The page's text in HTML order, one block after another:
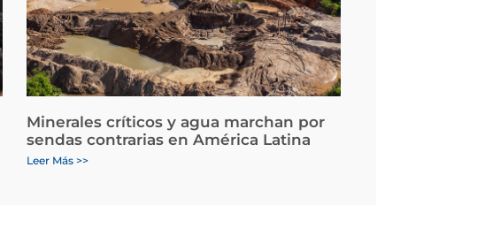
Minerales críticos y agua marchan por
sendas contrarias en América Latina
Leer Más >>